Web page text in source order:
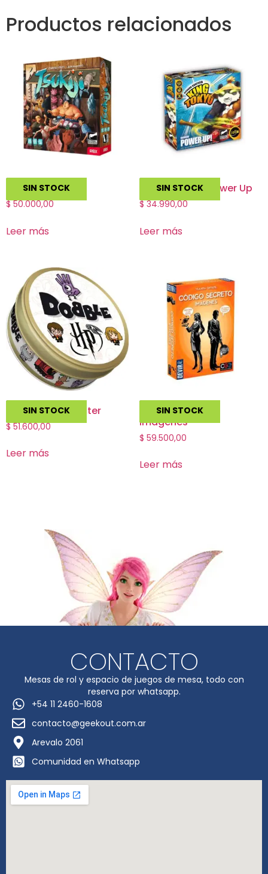
Productos relacionados
SIN STOCK
Tsukiji
$ 50.000,00
Leer más
SIN STOCK
King of Tokyo Power Up
$ 34.990,00
Leer más
SIN STOCK
Dobble Harry Potter
$51.600,00
Leer más
SIN STOCK
Codigo Secreto
Imagenes
$ 59.500,00
Leer más
CONTACTO
Mesas de rol y espacio de juegos de mesa, todo con
reserva por whatsapp.
+54 11 2460-1608
contacto@geekout.com.ar
Arevalo 2061
Comunidad en Whatsapp